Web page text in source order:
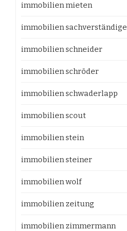
immobilien mieten
immobilien sachverständige
immobilien schneider
immobilien schröder
immobilien schwaderlapp
immobilien scout
immobilien stein
immobilien steiner
immobilien wolf
immobilien zeitung
immobilien zimmermann